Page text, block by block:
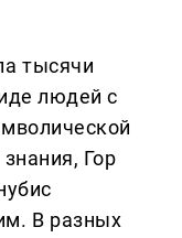
тысячи
людей с
Гор
В разных